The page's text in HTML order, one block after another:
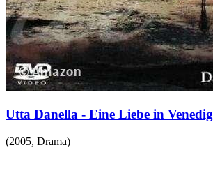
Utta Danella - Eine Liebe in Venedig
(2005, Drama)